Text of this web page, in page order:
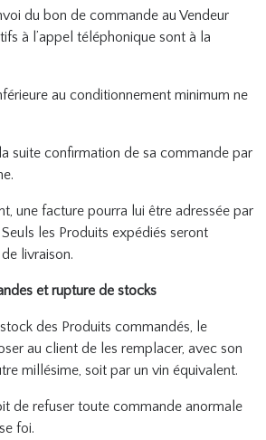
du bon de commande au Vendeur
à l’appel téléphonique sont à la
au conditionnement minimum ne
suite confirmation de sa commande par
une facture pourra lui être adressée par
les Produits expédiés seront
livraison.
et rupture de stocks
des Produits commandés, le
au client de les remplacer, avec son
millésime, soit par un vin équivalent.
de refuser toute commande anormale
foi.